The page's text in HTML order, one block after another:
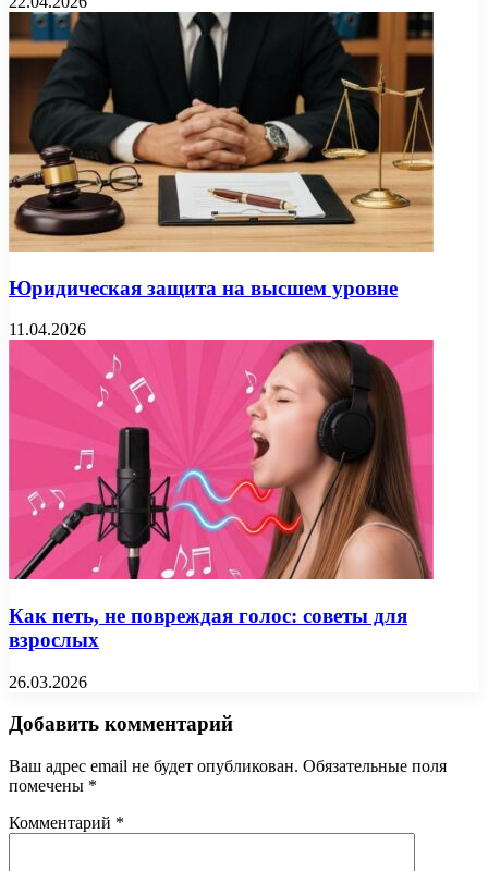
Юридическая защита на высшем уровне
11.04.2026
Как петь, не повреждая голос: советы для
взрослых
26.03.2026
Добавить комментарий
Ваш адрес email не будет опубликован. Обязательные поля
помечены *
Комментарий *